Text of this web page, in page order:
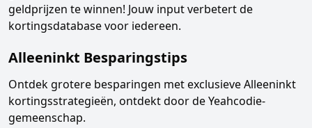
geldprijzen te winnen! Jouw input verbetert de
kortingsdatabase voor iedereen.
Alleeninkt Besparingstips
Ontdek grotere besparingen met exclusieveAlleeninkt
kortingsstrategieën, ontdekt door de Yeahcodie-
gemeenschap.